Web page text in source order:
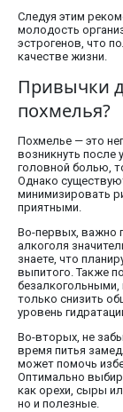
Следуя этим
молодость
эстрогенов, что
качестве жизни.
Привычки
похмелья?
Похмелье — это
возникнуть после
головной болью,
Однако
минимизировать
приятными.
Во-первых, важно
алкоголя
знаете, что
выпитого. Также
только снизить
уровень
Во-вторых, не
время питья
может помочь
Оптимально
как орехи, сыры
но и полезные.